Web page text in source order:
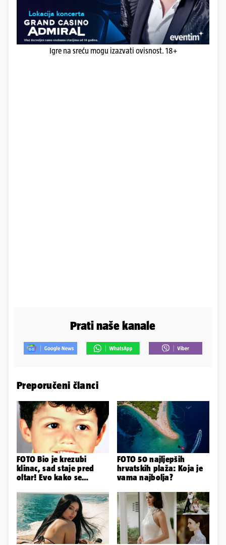
Igre na sreću mogu izazvati ovisnost. 18+
Prati naše kanale
Preporučeni članci
FOTO Bio je krezubi
klinac, sad staje pred
oltar! Evo kako se
najvećih...
FOTO 50 najljepših
hrvatskih plaža: Koja je
vama najbolja?